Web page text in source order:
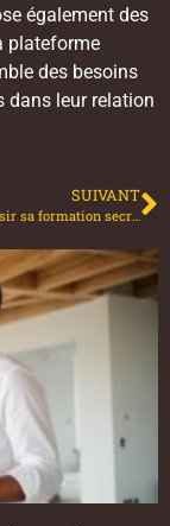
également des
plateforme
des besoins
dans leur relation
SUIVANT
Comment reussir sa formation secretaire comptable en alternance et dynamiser sa carriere